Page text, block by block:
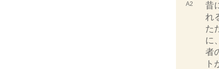
A2
昔
れ
た
に
者